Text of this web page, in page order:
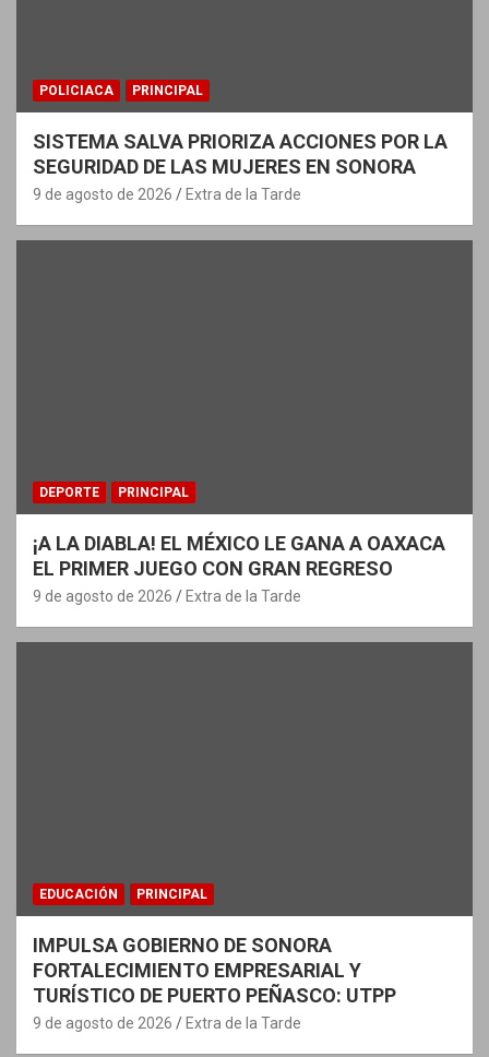
POLICIACA PRINCIPAL
SISTEMA SALVA PRIORIZA ACCIONES POR LA
SEGURIDAD DE LAS MUJERES EN SONORA
9 de agosto de 2026 Extra de la Tarde
DEPORTE PRINCIPAL
¡A LA DIABLA! EL MÉXICO LE GANA A OAXACA
EL PRIMER JUEGO CON GRAN REGRESO
9 de agosto de 2026 Extra de la Tarde
EDUCACIÓN PRINCIPAL
IMPULSA GOBIERNO DE SONORA
FORTALECIMIENTO EMPRESARIAL Y
TURÍSTICO DE PUERTO PEÑASCO: UTPP
9 de agosto de 2026 Extra de la Tarde